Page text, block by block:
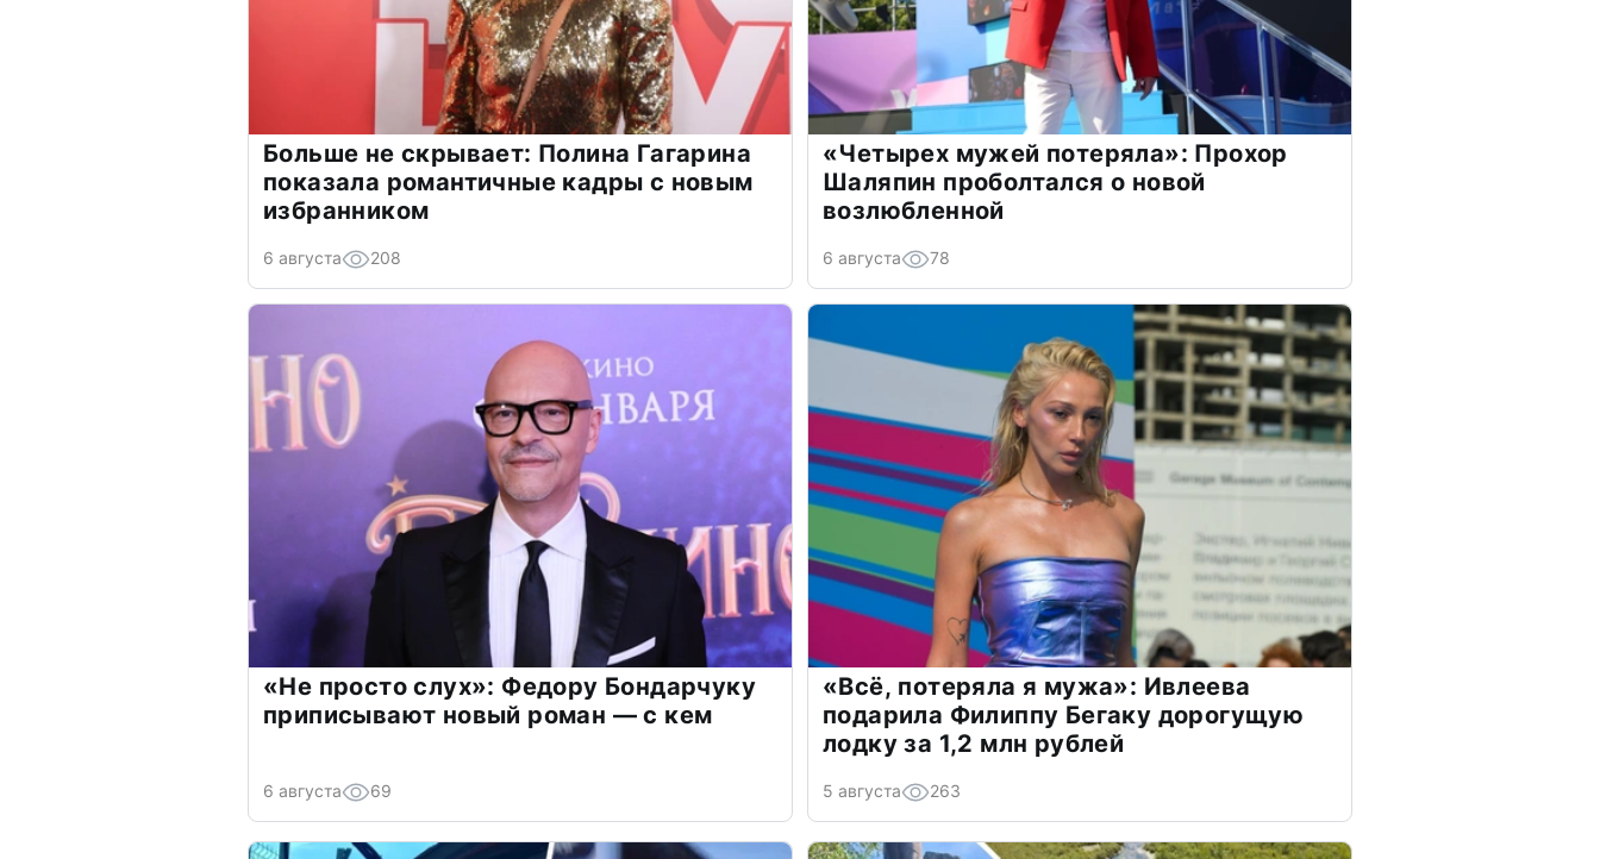
Больше не скрывает: Полина Гагарина
показала романтичные кадры с новым
избранником
6 августа 208
«Четырех мужей потеряла»: Прохор
Шаляпин проболтался о новой
возлюбленной
6 августа 78
«Не просто слух»: Федору Бондарчуку
приписывают новый роман — с кем
6 августа 69
«Всё, потеряла я мужа»: Ивлеева
подарила Филиппу Бегаку дорогущую
лодку за 1,2 млн рублей
5 августа 263